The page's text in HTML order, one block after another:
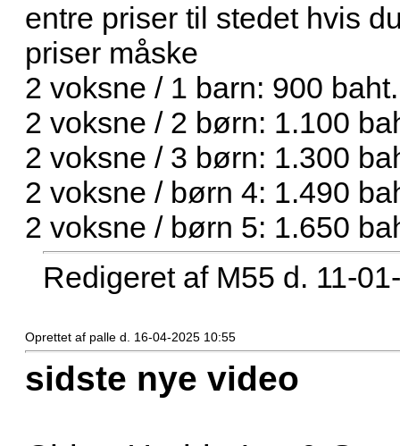
entre priser til stedet hvis
priser måske
2 voksne / 1 barn: 900 baht.
2 voksne / 2 børn: 1.100
2 voksne / 3 børn: 1.300
2 voksne / børn 4: 1.490
2 voksne / børn 5: 1.650
Redigeret af M55 d. 11-
Oprettet af palle d. 16-04-2025 10:55
sidste nye video